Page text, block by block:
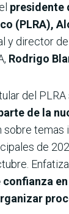
presidente
(PLRA),
y director
Rodrigo
del PLRA
de la
sobre temas
de
confianza